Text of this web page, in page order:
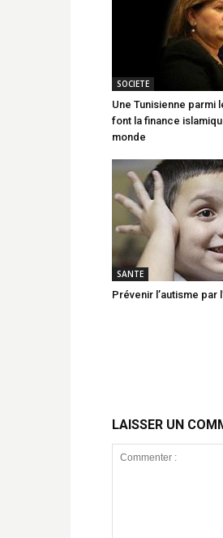
SOCIETE
Une Tunisienne parmi
font la finance
monde
SANTE
Prévenir l’autisme par
LAISSER UN